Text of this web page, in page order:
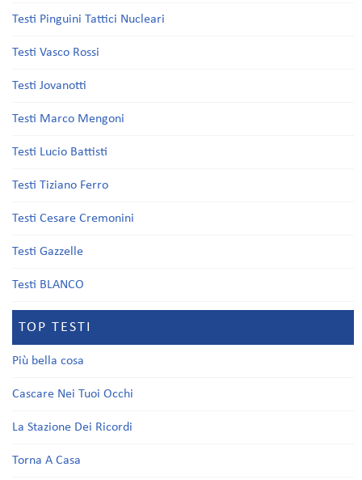
Testi Pinguini Tattici Nucleari
Testi Vasco Rossi
Testi Jovanotti
Testi Marco Mengoni
Testi Lucio Battisti
Testi Tiziano Ferro
Testi Cesare Cremonini
Testi Gazzelle
Testi BLANCO
TOP TESTI
Più bella cosa
Cascare Nei Tuoi Occhi
La Stazione Dei Ricordi
Torna A Casa